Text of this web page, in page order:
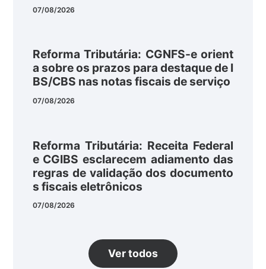
07/08/2026
Reforma Tributária: CGNFS-e orient
a sobre os prazos para destaque de I
BS/CBS nas notas fiscais de serviço
07/08/2026
Reforma Tributária: Receita Federal
e CGIBS esclarecem adiamento das
regras de validação dos documento
s fiscais eletrônicos
07/08/2026
Ver todos